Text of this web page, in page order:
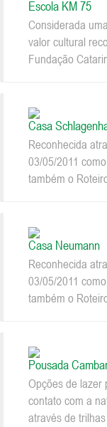
Escola KM 75
Considerada
valor cultural
Fundação
Casa
Reconhecida
03/05/2011
também o
Casa Neumann
Reconhecida
03/05/2011
também o
Pousada
Opções de lazer
contato com a
através de